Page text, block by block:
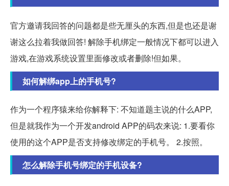
官方邀请我回答的问题都是些无厘头的东西,但是也还是谢
谢这么拉着我做回答! 解除手机绑定一般情况下都可以进入
游戏,在游戏系统设置里面修改或者删除!但如果。
如何解绑app上的手机号?
作为一个程序猿来给你解释下: 不知道题主说的什么APP,
但是就我作为一个开发android APP的码农来说: 1.要看你
使用的这个APP是否支持修改绑定的手机号。 2.按照。
怎么解除手机号绑定的手机设备?